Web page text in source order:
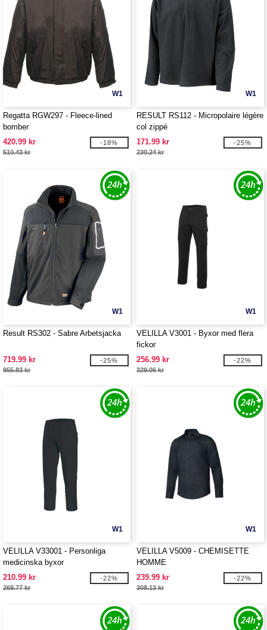
W1
Regatta RGW297 - Fleece-lined
bomber
420.99 kr
510.43 kr
-18%
W1
RESULT RS112 - Micropolaire légère
col zippé
171.99 kr
230.24 kr
-25%
W1
Result RS302 - Sabre Arbetsjacka
719.99 kr
955.83 kr
-25%
W1
VELILLA V3001 - Byxor med flera
fickor
256.99 kr
329.06 kr
-22%
W1
VELILLA V33001 - Personliga
medicinska byxor
210.99 kr
269.77 kr
-22%
W1
VELILLA V5009 - CHEMISETTE
HOMME
239.99 kr
308.13 kr
-22%